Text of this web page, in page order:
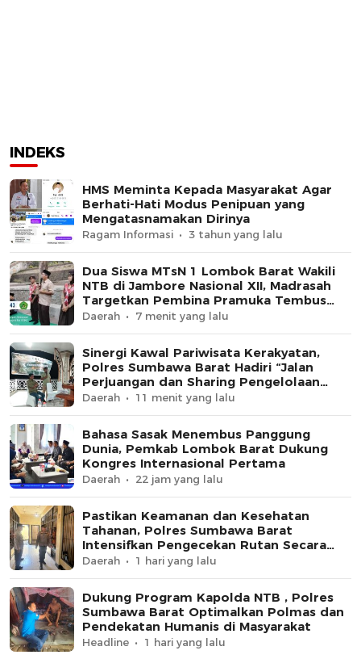
INDEKS
HMS Meminta Kepada Masyarakat Agar
Berhati-Hati Modus Penipuan yang
Mengatasnamakan Dirinya
Ragam Informasi 3 tahun yang lalu
Dua Siswa MTsN 1 Lombok Barat Wakili
NTB di Jambore Nasional XII, Madrasah
Targetkan Pembina Pramuka Tembus
Tingkat Nasional
Daerah 7 menit yang lalu
Sinergi Kawal Pariwisata Kerakyatan,
Polres Sumbawa Barat Hadiri “Jalan
Perjuangan dan Sharing Pengelolaan
Pariwisata Bendungan Tiu Suntuk”
Daerah 11 menit yang lalu
Bahasa Sasak Menembus Panggung
Dunia, Pemkab Lombok Barat Dukung
Kongres Internasional Pertama
Daerah 22 jam yang lalu
Pastikan Keamanan dan Kesehatan
Tahanan, Polres Sumbawa Barat
Intensifkan Pengecekan Rutan Secara
Berkala
Daerah 1 hari yang lalu
Dukung Program Kapolda NTB , Polres
Sumbawa Barat Optimalkan Polmas dan
Pendekatan Humanis di Masyarakat
Headline 1 hari yang lalu